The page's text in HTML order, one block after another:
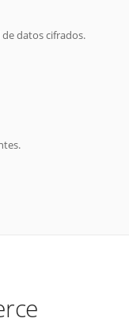
datos cifrados.